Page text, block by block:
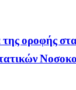
οροφής